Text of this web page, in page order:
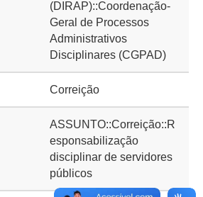
(DIRAP)::Coordenação-
Geral de Processos
Administrativos
Disciplinares (CGPAD)
Correição
ASSUNTO::Correição::R
esponsabilização
disciplinar de servidores
públicos